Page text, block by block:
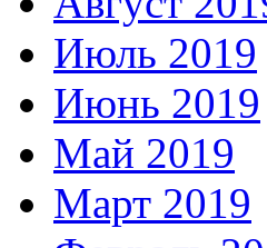
Июль 2019
Июнь 2019
Май 2019
Март 2019